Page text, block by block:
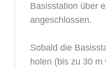
Basisstation über
angeschlossen.
Sobald die
holen (bis zu 30